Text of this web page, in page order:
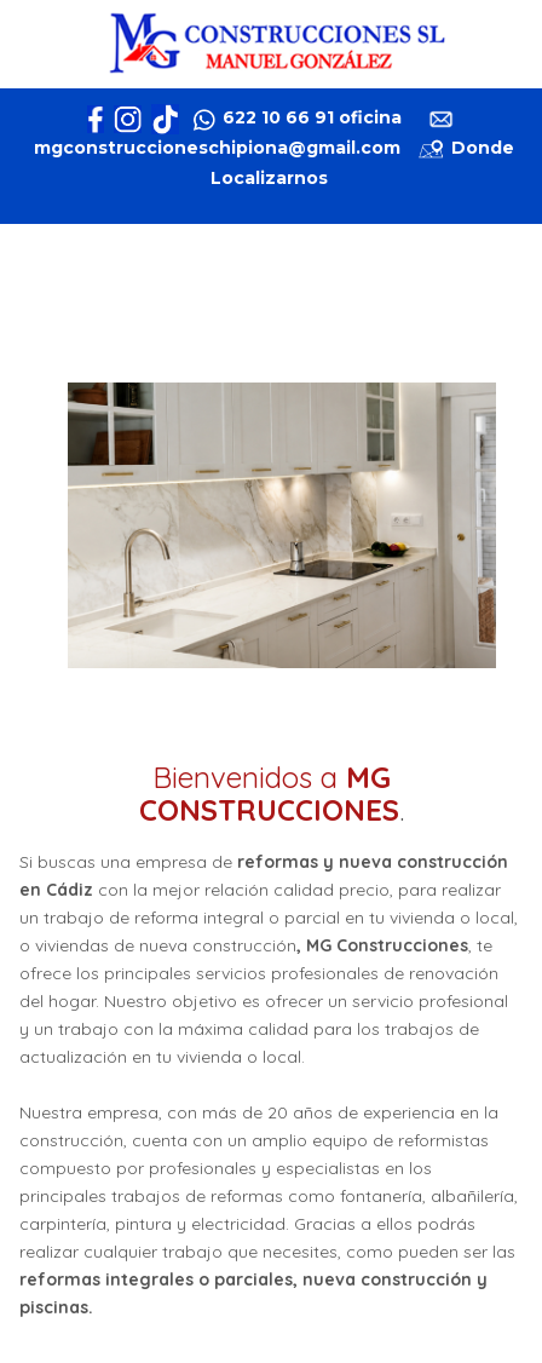
Mobile Menu Toggle
622 10 66 91 oficina
mgconstruccioneschipiona@gmail.com
Donde
Localizarnos
Bienvenidos a MG
CONSTRUCCIONES.
Si buscas una empresa de reformas y nueva construcción
en Cádiz con la mejor relación calidad precio, para realizar
un trabajo de reforma integral o parcial en tu vivienda o local,
o viviendas de nueva construcción, MG Construcciones, te
ofrece los principales servicios profesionales de renovación
del hogar. Nuestro objetivo es ofrecer un servicio profesional
y un trabajo con la máxima calidad para los trabajos de
actualización en tu vivienda o local.
Nuestra empresa, con más de 20 años de experiencia en la
construcción, cuenta con un amplio equipo de reformistas
compuesto por profesionales y especialistas en los
principales trabajos de reformas como fontanería, albañilería,
carpintería, pintura y electricidad. Gracias a ellos podrás
realizar cualquier trabajo que necesites, como pueden ser las
reformas integrales o parciales, nueva construcción y
piscinas.